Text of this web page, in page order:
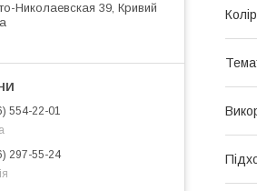
Колір
Николаевская 39, Кривий
554-22-01
297-55-24